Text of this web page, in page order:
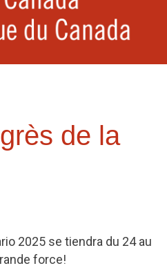
de la
2025 se tiendra du 24 au
force!